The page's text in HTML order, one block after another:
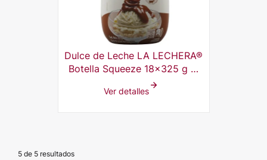
Dulce de Leche LA LECHERA®
Botella Squeeze 18x325 g al
por mayor
Ver detalles
5 de 5 resultados